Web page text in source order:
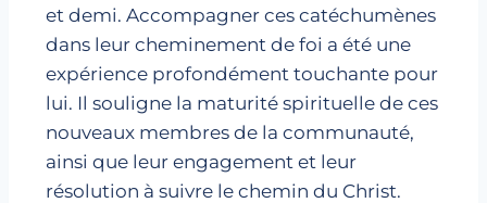
et demi. Accompagner ces catéchumènes
dans leur cheminement de foi a été une
expérience profondément touchante pour
lui. Il souligne la maturité spirituelle de ces
nouveaux membres de la communauté,
ainsi que leur engagement et leur
résolution à suivre le chemin du Christ.